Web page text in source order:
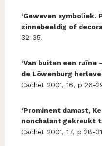
‘Geweven symboliek.
zinnebeeldig of
32-35.
‘Van buiten een ruïne
de Löwenburg
Cachet 2001, 16, p 26-
‘Prominent damast,
nonchalant gekreukt
Cachet 2001, 17, p 28-